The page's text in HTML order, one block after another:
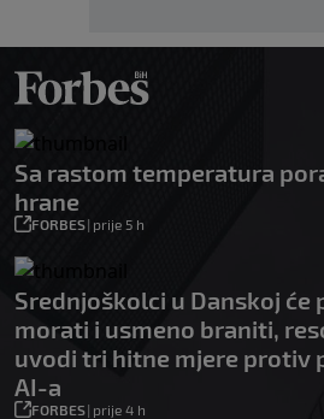
Sa rastom temperatura
hrane
FORBES| prije 5 h
Srednjoškolci u Danskoj će
morati i usmeno braniti,
uvodi tri hitne mjere protiv
AI-a
FORBES| prije 4 h